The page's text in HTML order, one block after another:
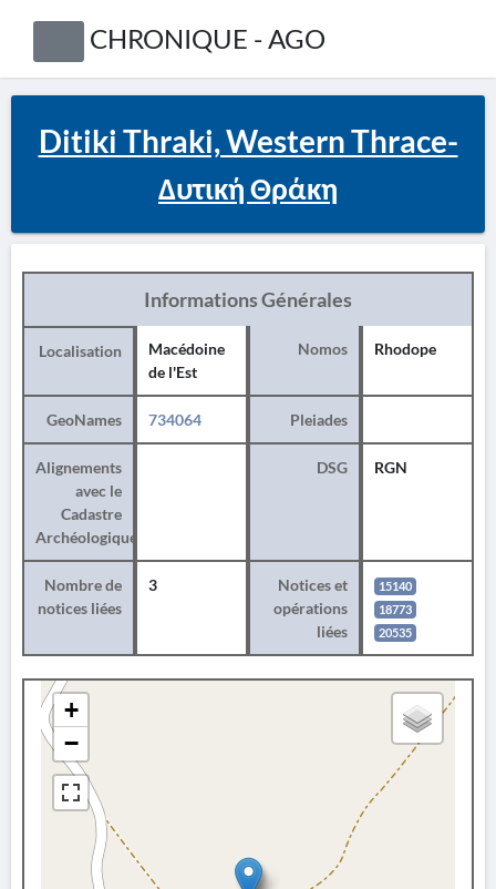
CHRONIQUE - AGO
Ditiki Thraki, Western Thrace-
Δυτική Θράκη
Informations Générales
Localisation
Macédoine
de l'Est
Nomos Rhodope
GeoNames 734064 Pleiades
Alignements
avec le
Cadastre
Archéologique
DSG RGN
Nombre de
notices liées
3
Notices et
opérations
liées
15140
18773
20535
+
−